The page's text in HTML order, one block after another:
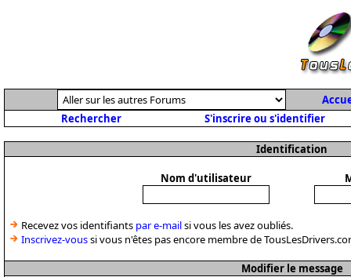
Rechercher
S'inscrire ou s'identifier
Identification
Nom d'utilisateur
Recevez vos identifiants par e-mailsi vous les avez oubliés.
Inscrivez-voussi vous n'êtes pas encore membre de
Modifier le message